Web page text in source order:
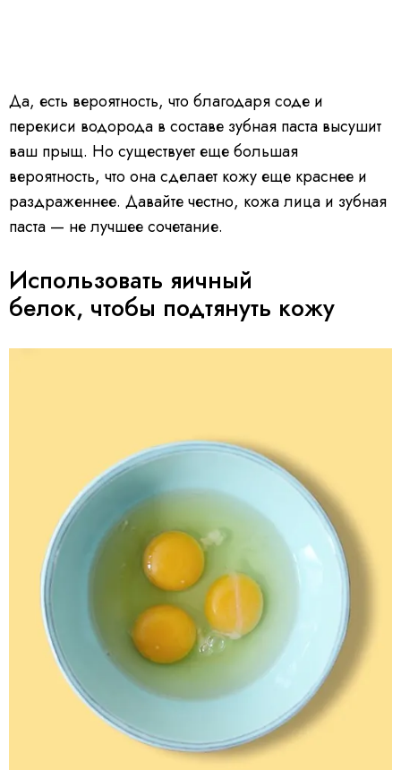
Да, есть вероятность, что благодаря соде и
перекиси водорода в составе зубная паста высушит
ваш прыщ. Но существует еще большая
вероятность, что она сделает кожу еще краснее и
раздраженнее. Давайте честно, кожа лица и зубная
паста — не лучшее сочетание.
Использовать яичный
белок, чтобы подтянуть кожу